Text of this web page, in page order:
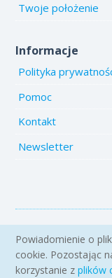
Twoje położenie
Informacje
Polityka
Pomoc
Kontakt
Newsletter
Copyright 2005-2026
zabronione.
Powiadomienie o
cookie. Pozostając
korzystanie zplików